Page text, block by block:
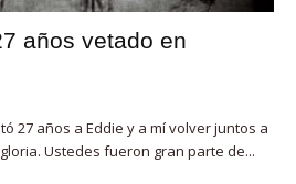
años vetado en
27 años a Eddie y a mí volver juntos a
Ustedes fueron gran parte de...